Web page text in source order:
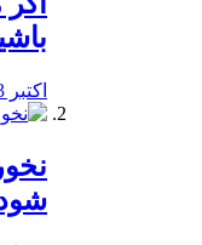
اکتبر 3, 2019